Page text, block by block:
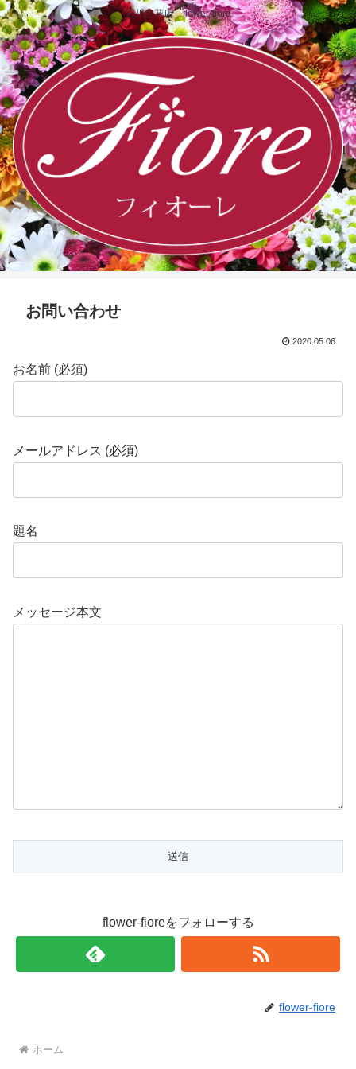
宮川生花店 flower-fiore
お問い合わせ
2020.05.06
お名前 (必須)
メールアドレス (必須)
題名
メッセージ本文
flower-fioreをフォローする
flower-fiore
ホーム